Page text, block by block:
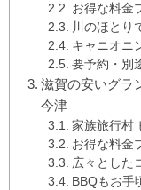
お得な料金
川のほとり
キャニオニ
要予約・別
滋賀の安いグラ
今津
家族旅行村
お得な料金
広々とした
BBQもお手